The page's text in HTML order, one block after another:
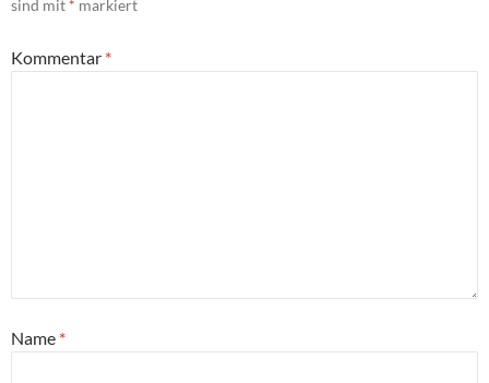
sind mit * markiert
Kommentar *
Name *